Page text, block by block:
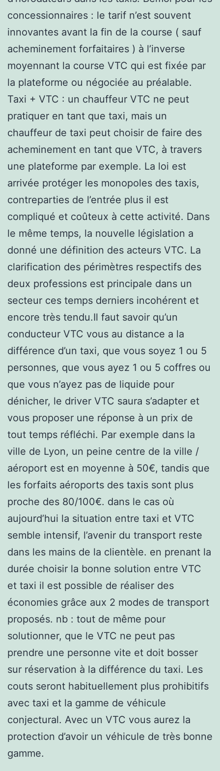
concessionnaires : le tarif n’est souvent
innovantes avant la fin de la course ( sauf
acheminement forfaitaires ) à l’inverse
moyennant la course VTC qui est fixée par
la plateforme ou négociée au préalable.
Taxi + VTC : un chauffeur VTC ne peut
pratiquer en tant que taxi, mais un
chauffeur de taxi peut choisir de faire des
acheminement en tant que VTC, à travers
une plateforme par exemple. La loi est
arrivée protéger les monopoles des taxis,
contreparties de l’entrée plus il est
compliqué et coûteux à cette activité. Dans
le même temps, la nouvelle législation a
donné une définition des acteurs VTC. La
clarification des périmètres respectifs des
deux professions est principale dans un
secteur ces temps derniers incohérent et
encore très tendu.Il faut savoir qu’un
conducteur VTC vous au distance a la
différence d’un taxi, que vous soyez 1 ou 5
personnes, que vous ayez 1 ou 5 coffres ou
que vous n’ayez pas de liquide pour
dénicher, le driver VTC saura s’adapter et
vous proposer une réponse à un prix de
tout temps réfléchi. Par exemple dans la
ville de Lyon, un peine centre de la ville /
aéroport est en moyenne à 50€, tandis que
les forfaits aéroports des taxis sont plus
proche des 80/100€. dans le cas où
aujourd’hui la situation entre taxi et VTC
semble intensif, l’avenir du transport reste
dans les mains de la clientèle. en prenant la
durée choisir la bonne solution entre VTC
et taxi il est possible de réaliser des
économies grâce aux 2 modes de transport
proposés. nb : tout de même pour
solutionner, que le VTC ne peut pas
prendre une personne vite et doit bosser
sur réservation à la différence du taxi. Les
couts seront habituellement plus prohibitifs
avec taxi et la gamme de véhicule
conjectural. Avec un VTC vous aurez la
protection d’avoir un véhicule de très bonne
gamme.